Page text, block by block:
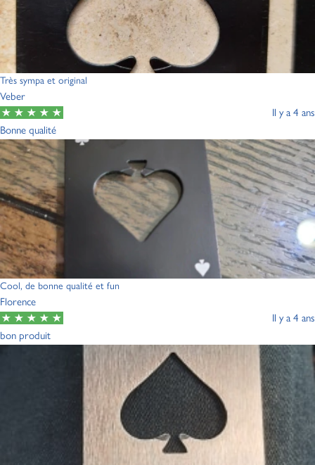
Très sympa et original
Veber
Il y a 4 ans
Bonne qualité
Cool, de bonne qualité et fun
Florence
Il y a 4 ans
bon produit